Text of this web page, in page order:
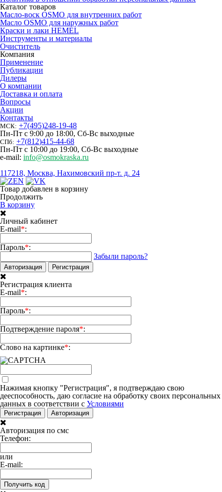
Каталог товаров
Масло-воск OSMO для внутренних работ
Масло OSMO для наружных работ
Краски и лаки HEMEL
Инструменты и материалы
Очиститель
Компания
Применение
Публикации
Дилеры
О компании
Доставка и оплата
Вопросы
Акции
Контакты
МСК: +7(495)248-19-48
Пн-Пт с 9:00 до 18:00, Сб-Вс выходные
СПб: +7(812)415-44-68
Пн-Пт с 10:00 до 19:00, Сб-Вс выходные
e-mail: info@osmokraska.ru
117218, Москва, Нахимовский пр-т. д. 24
Товар добавлен в корзину
Продолжить
В корзину
Личный кабинет
E-mail*:
Пароль*:
Забыли пароль?
Авторизация Регистрация
Регистрация клиента
E-mail*:
Пароль*:
Подтверждение пароля*:
Слово на картинке*:
Нажимая кнопку "Регистрация", я подтверждаю свою
дееспособность, даю согласие на обработку своих персональных
данных в соответствии с Условиями
Регистрация Авторизация
Авторизация по смс
Телефон:
или
E-mail:
Получить код